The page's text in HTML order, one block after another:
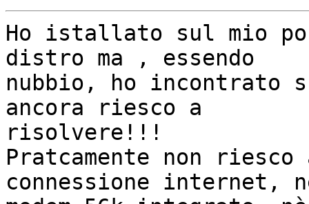
Ho istallato sul mio
distro ma , essendo
nubbio, ho incontrato
ancora riesco a
risolvere!!!
Pratcamente non
connessione internet,